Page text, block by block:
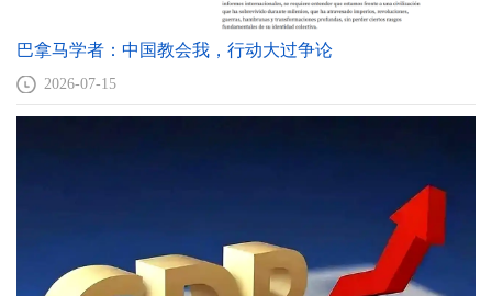
巴拿马学者：中国教会我，行动大过争论
2026-07-15